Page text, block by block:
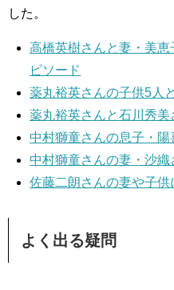
した。
高橋英樹さんと妻・美
ピソード
薬丸裕英さんの子供5人
薬丸裕英さんと石川秀
中村獅童さんの息子・
中村獅童さんの妻・沙
佐藤二朗さんの妻や子
よく出る疑問